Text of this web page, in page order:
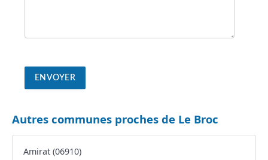
Autres communes proches de Le Broc
Amirat (06910)